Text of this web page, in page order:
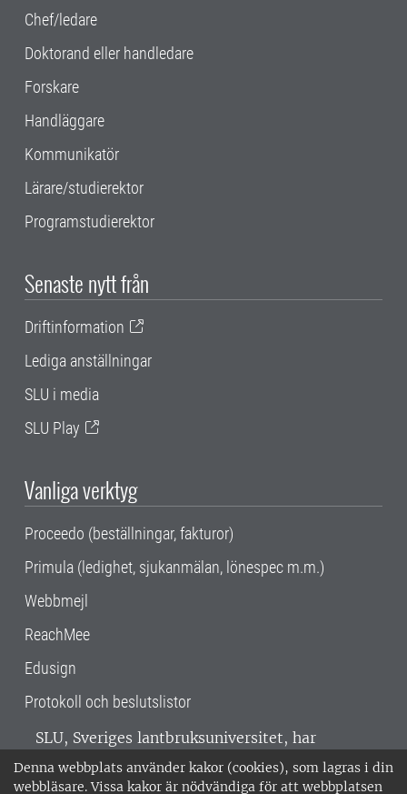
Denna webbplats använder kakor (cookies), som lagras i din
webbläsare. Vissa kakor är nödvändiga för att webbplatsen
Chef/ledare
Doktorand eller handledare
Forskare
Handläggare
Kommunikatör
Lärare/studierektor
Programstudierektor
Senaste nytt från
Driftinformation
Lediga anställningar
SLU i media
SLU Play
Vanliga verktyg
Proceedo (beställningar, fakturor)
Primula (ledighet, sjukanmälan, lönespec m.m.)
Webbmejl
ReachMee
Edusign
Protokoll och beslutslistor
SLU, Sveriges lantbruksuniversitet, har
verksamhet över hela Sverige. Huvudorter är
Alnarp, Uppsala och Umeå.SLU är